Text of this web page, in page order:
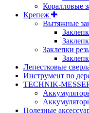
Коралловые
Крепеж
Вытяжные
Заклепки
Лепестковые
Инструмент по
TECHNIK-
Полезные